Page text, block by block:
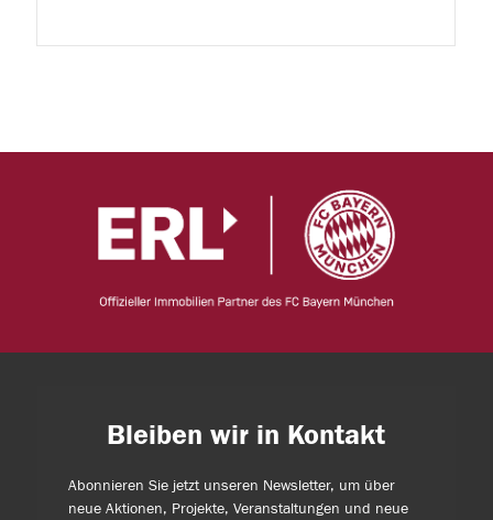
Bleiben wir in Kontakt
Abonnieren Sie jetzt unseren Newsletter, um über
neue Aktionen, Projekte, Veranstaltungen und neue